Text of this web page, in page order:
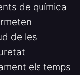
de química
de les
els temps